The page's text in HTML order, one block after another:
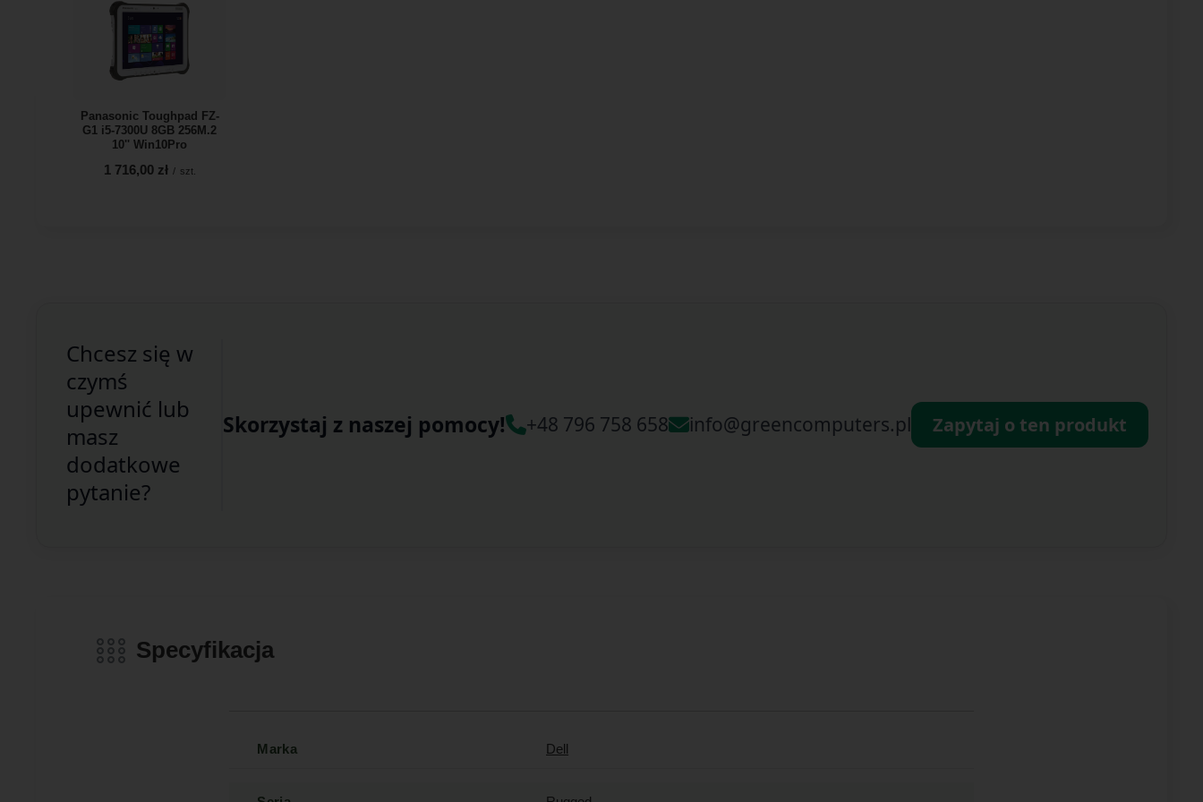
Panasonic Toughpad FZ-
G1 i5-7300U 8GB 256M.2
10'' Win10Pro
1 716,00 zł / szt.
Chcesz się w
czymś
upewnić lub
masz
dodatkowe
pytanie?
Skorzystaj z naszej pomocy! +48 796 758 658 info@greencomputers.pl Zapytaj o ten produkt
Specyfikacja
Marka Dell